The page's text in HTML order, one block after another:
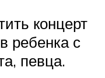
концерт
ребенка с
певца.